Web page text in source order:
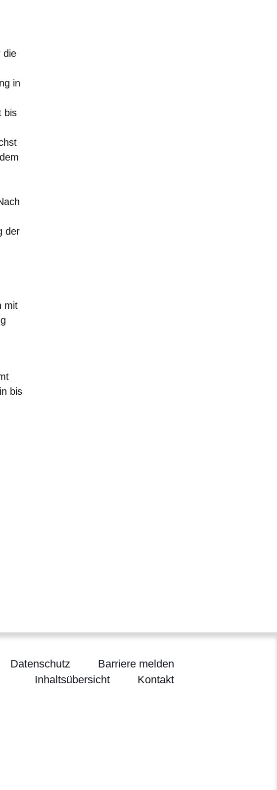
die
in
bis
der
mit
bis
und Kultur
Datenschutz
Barriere melden
Inhaltsübersicht
Kontakt